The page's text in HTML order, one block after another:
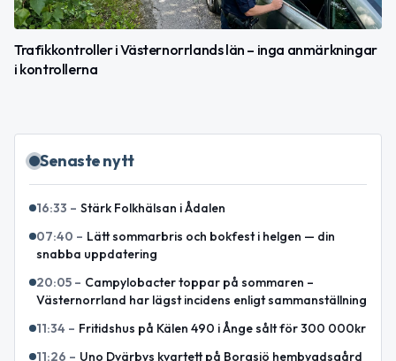
Trafikkontroller i Västernorrlands län – inga anmärkningar
i kontrollerna
Senaste nytt
16:33 – Stärk Folkhälsan i Ådalen
07:40 – Lätt sommarbris och bokfest i helgen — din
snabba uppdatering
20:05 – Campylobacter toppar på sommaren –
Västernorrland har lägst incidens enligt sammanställning
11:34 – Fritidshus på Kälen 490 i Ånge sålt för 300 000kr
11:26 – Uno Dvärbys kvartett på Borgsjö hembygdsgård